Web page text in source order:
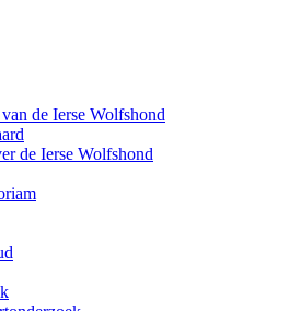
de Ierse Wolfshond
de Ierse Wolfshond